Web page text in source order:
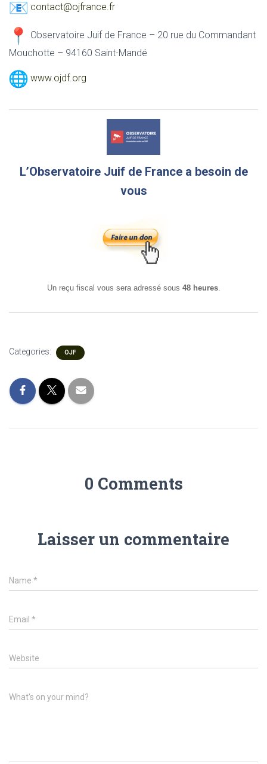
contact@ojfrance.fr
Observatoire Juif de France – 20 rue du Commandant
Mouchotte – 94160 Saint-Mandé
www.ojdf.org
L’Observatoire Juif de France a besoin de
vous
Un reçu fiscal vous sera adressé sous 48 heures.
Categories: OJF
0 Comments
Laisser un commentaire
Name *
Email *
Website
What's on your mind?